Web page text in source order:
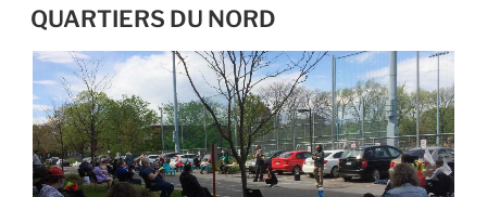
LE
QUARTIERS DU NORD